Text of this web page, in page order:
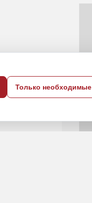
Только необходимые